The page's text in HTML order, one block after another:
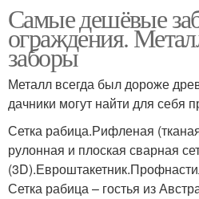
Самые дешёвые
ограждения.
заборы
Металл всегда был дороже
дачники могут найти для себя
Сетка рабица.Рифленая
рулонная и плоская сварная
Сетка рабица – гостья из